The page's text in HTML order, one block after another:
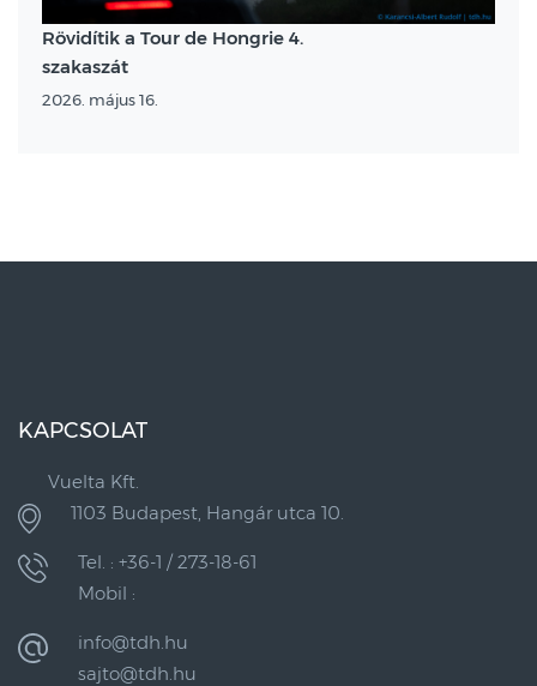
Rövidítik a Tour de Hongrie 4.
szakaszát
2026. május 16.
KAPCSOLAT
Vuelta Kft.
1103 Budapest, Hangár utca 10.
Tel. : +36-1 / 273-18-61
Mobil :
info@tdh.hu
sajto@tdh.hu